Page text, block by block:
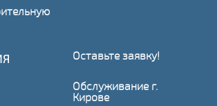
Оставьте заявку!
Обслуживание г.
Кирове